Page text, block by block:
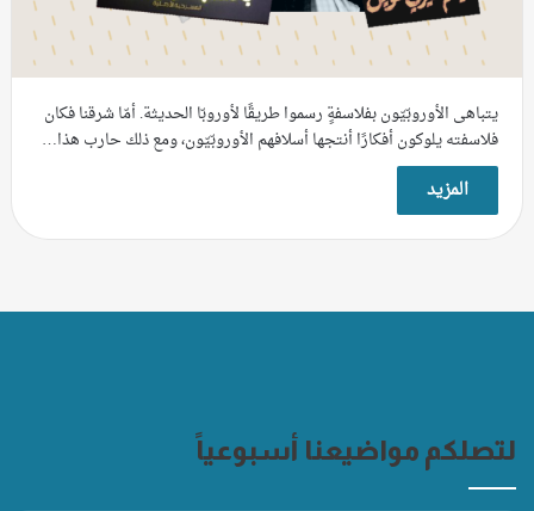
يتباهى الأوروبّيّون بفلاسفةٍ رسموا طريقًا لأوروبّا الحديثة. أمّا شرقنا فكان
فلاسفته يلوكون أفكارًا أنتجها أسلافهم الأوروبّيّون، ومع ذلك حارب هذا…
المزيد
لتصلكم مواضيعنا أسبوعياً